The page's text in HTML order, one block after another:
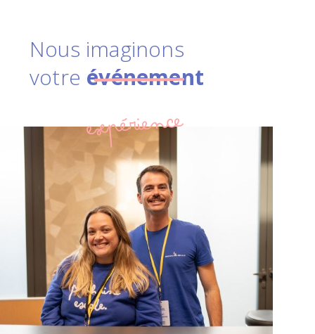
Nous imaginons
votre événement
expérience